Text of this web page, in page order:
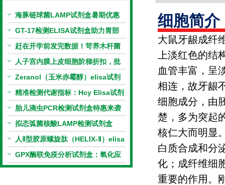
海豚链球菌LAMP试剂盒暑期优惠
GT-17检测ELISA试剂盒助力胃部
相关指标样本定量研究
赶在开学前发完数据！苛养木杆菌
PCR检测试剂盒暑假优惠开启
人子宫内膜上皮细胞阶梯折扣，批
量更划算
Zeranol（玉米赤霉醇）elisa试剂
盒特惠
精准检测代谢指标：Hcy Elisa试剂
盒的科研应用与技术特点
胎儿滴虫PCR检测试剂盒特惠来袭
拟态弧菌核酸LAMP检测试剂盒
（恒温荧光法）新品上市优惠活动
人Ⅱ型胶原螺旋肽（HELIX-Ⅱ）elisa
试剂盒科研优惠活动开启
GPX酶联免疫分析试剂盒：氧化应
激研究精准检测工具
细胞简介
大鼠牙龈成纤
上淡红色的
血管丰富，呈
相连，故牙龈
细胞成分，由
楚，多为突起
核仁大而明显
白质合成和分
化；成纤维细
重要的作用。